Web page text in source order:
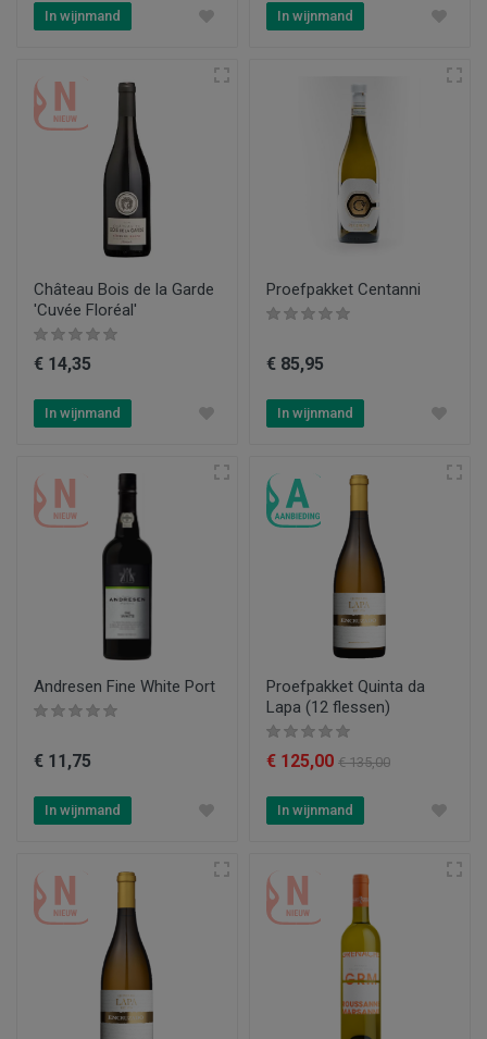
In wijnmand In wijnmand
Château Bois de la Garde
'Cuvée Floréal'
€ 14,35
In wijnmand
Proefpakket Centanni
€ 85,95
In wijnmand
Andresen Fine White Port
€ 11,75
In wijnmand
Proefpakket Quinta da
Lapa (12 flessen)
€ 125,00 € 135,00
In wijnmand